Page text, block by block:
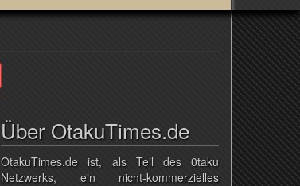
Über OtakuTimes.de
OtakuTimes.de ist, als Teil des 0taku
Netzwerks, ein nicht-kommerzielles